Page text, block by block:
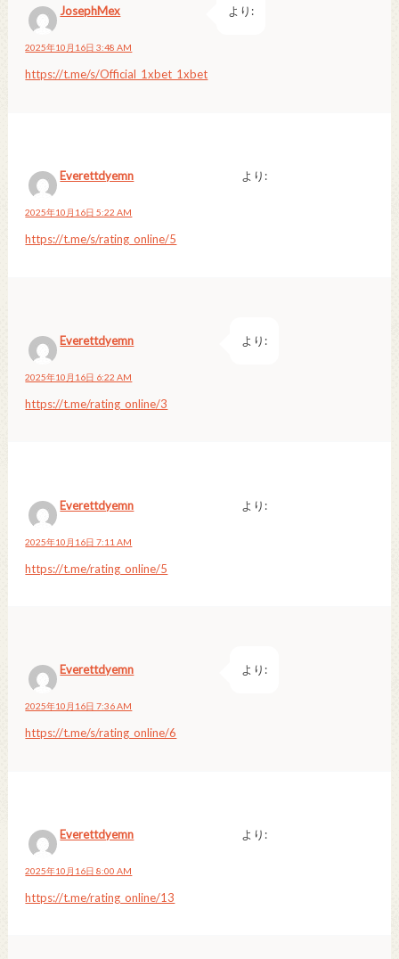
JosephMex より:
2025年10月16日 3:48 AM
https://t.me/s/Official_1xbet_1xbet
Everettdyemn より:
2025年10月16日 5:22 AM
https://t.me/s/rating_online/5
Everettdyemn より:
2025年10月16日 6:22 AM
https://t.me/rating_online/3
Everettdyemn より:
2025年10月16日 7:11 AM
https://t.me/rating_online/5
Everettdyemn より:
2025年10月16日 7:36 AM
https://t.me/s/rating_online/6
Everettdyemn より:
2025年10月16日 8:00 AM
https://t.me/rating_online/13